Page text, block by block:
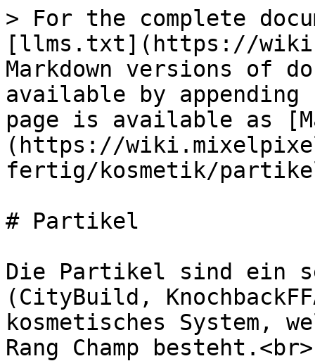
> For the complete
[llms.txt](https://
Markdown versions of
available by
page is available as
(https://
fertig/kosmetik/
# Partikel
Die Partikel sind ein
(CityBuild,
kosmetisches System,
Rang Champ besteht.<br>